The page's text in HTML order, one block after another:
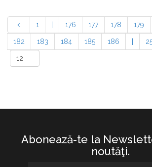
1 176 177 178 179
182 183 184 185 186
Abonează-te la
noutăţi.